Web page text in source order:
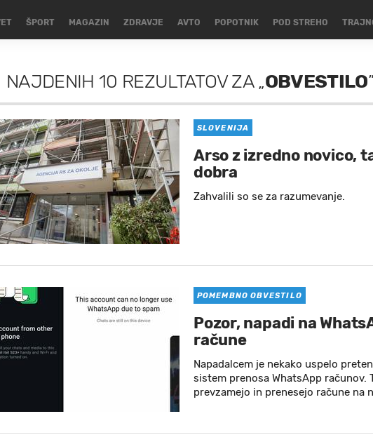
ŠPORT MAGAZIN ZDRAVJE AVTO POPOTNIK POD STREHO
NAJDENIH 10 REZULTATOVZA„OBVESTILO”
SLOVENIJA
Arso z izredno novico,
dobra
Zahvalili so se za razumevanje.
POMEMBNO OBVESTILO
Pozor, napadi na
račune
Napadalcem je nekako uspelo
sistem prenosa WhatsApp računov.
prevzamejo in prenesejo račune na